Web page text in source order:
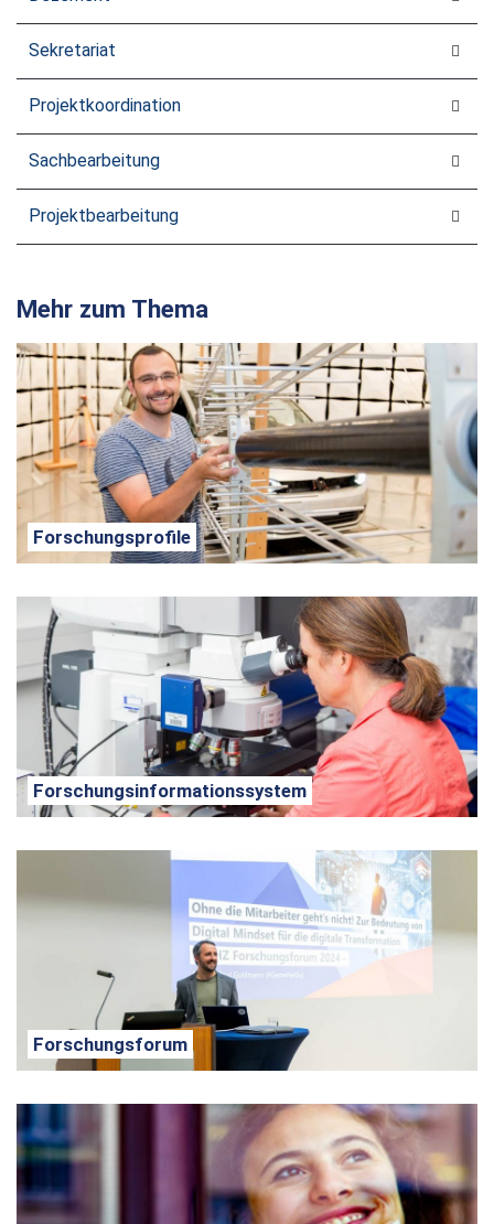
Sekretariat
Projektkoordination
Sachbearbeitung
Projektbearbeitung
Mehr zum Thema
Forschungsprofile
Forschungsinformationssystem
Forschungsforum